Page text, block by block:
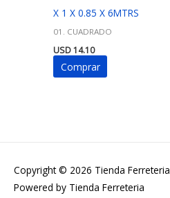
X 1 X 0.85 X 6MTRS
01. CUADRADO
USD14.10
Comprar
Copyright © 2026 Tienda Ferreteria
Powered by Tienda Ferreteria